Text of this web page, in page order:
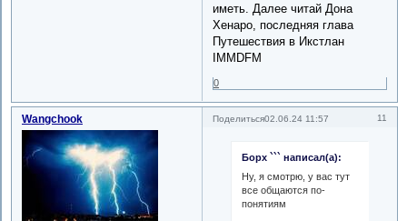
иметь. Далее читай Дона
Хенаро, последняя глава
Путешествия в Икстлан
IMMDFM
0
Поделиться 11
02.06.24 11:57
Wangchook
Борх ``` написал(а):
Ну, я смотрю, у вас тут
все общаются по-
понятиям